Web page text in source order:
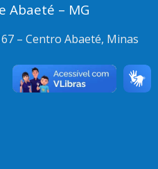
Abaeté – MG
– Centro Abaeté, Minas